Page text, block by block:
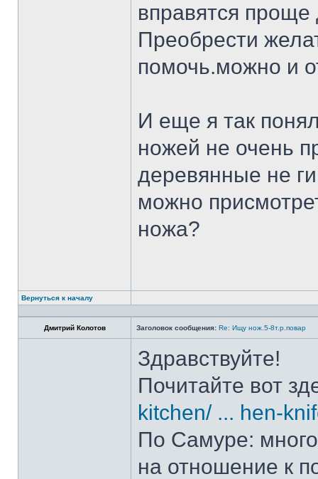
вправятся
Преобрести
помочь.можно и
И еще я так
ножей не очень
деревянные не
можно
ножа?
Вернуться к началу
Дмитрий Колотов Заголовок сообщения: Re: Ищу нож.5-8т.р.повар
Здравствуйте!
Почитайте вот
kitchen/ ... hen-
По Самуре: много
на отношение к